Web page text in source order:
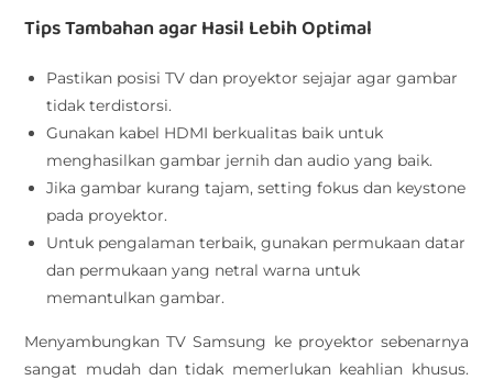
Tips Tambahan agar Hasil Lebih Optimal
Pastikan posisi TV dan proyektor sejajar agar gambar
tidak terdistorsi.
Gunakan kabel HDMI berkualitas baik untuk
menghasilkan gambar jernih dan audio yang baik.
Jika gambar kurang tajam, setting fokus dan keystone
pada proyektor.
Untuk pengalaman terbaik, gunakan permukaan datar
dan permukaan yang netral warna untuk
memantulkan gambar.
Menyambungkan TV Samsung ke proyektor sebenarnya
sangat mudah dan tidak memerlukan keahlian khusus.